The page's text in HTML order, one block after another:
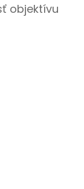
objektívu